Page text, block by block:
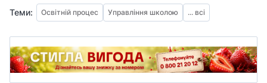
Теми: Освітній процес Управління школою ... всі